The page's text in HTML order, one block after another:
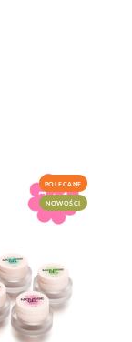
POLECANE
NOWOŚCI